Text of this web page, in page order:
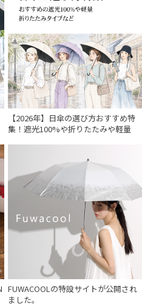
【2026年】日傘の選び方おすすめ特
集！遮光100%や折りたたみや軽量
FUWACOOLの特設サイトが公開され
ました。